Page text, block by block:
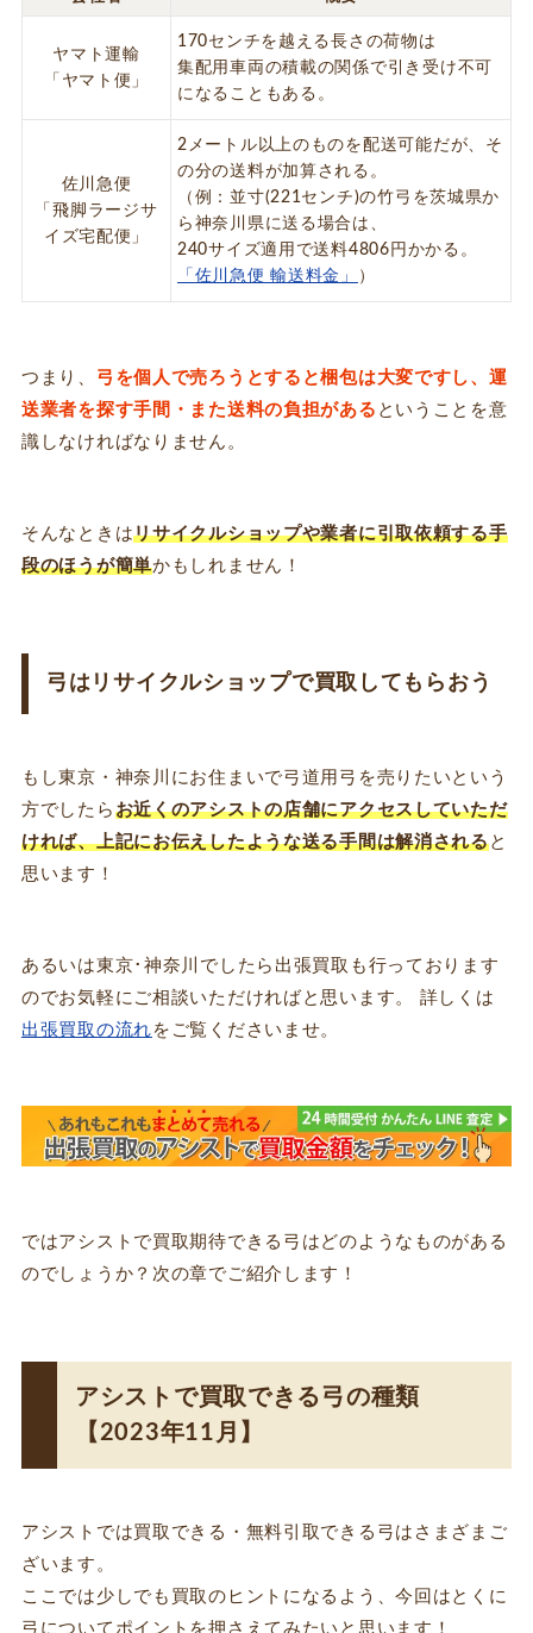
ヤマト運輸
「ヤマト便」
170センチを越える長さの荷物は
集配用車両の積載の関係で引き受け不可
になることもある。
佐川急便
「飛脚ラージサ
イズ宅配便」
2メートル以上のものを配送可能だが、そ
の分の送料が加算される。
（例：並寸(221センチ)の竹弓を茨城県か
ら神奈川県に送る場合は、
240サイズ適用で送料4806円かかる。
「佐川急便 輸送料金」
）
つまり、 弓を個人で売ろうとすると梱包は大変ですし、運
送業者を探す手間・また送料の負担がある ということを意
識しなければなりません。
そんなときはリサイクルショップや業者に引取依頼する手
段のほうが簡単かもしれません！
弓はリサイクルショップで買取してもらおう
もし東京・神奈川にお住まいで弓道用弓を売りたいという
方でしたら お近くのアシストの店舗にアクセスしていただ
ければ、上記にお伝えしたような送る手間は解消されると
思います！
あるいは東京･神奈川でしたら出張買取も行っております
のでお気軽にご相談いただければと思います。 詳しくは
出張買取の流れ をご覧くださいませ。
ではアシストで買取期待できる弓はどのようなものがある
のでしょうか？次の章でご紹介します！
アシストで買取できる弓の種類
【2023年11月】
アシストでは買取できる・無料引取できる弓はさまざまご
ざいます。
ここでは少しでも買取のヒントになるよう、今回はとくに
弓についてポイントを押さえてみたいと思います！